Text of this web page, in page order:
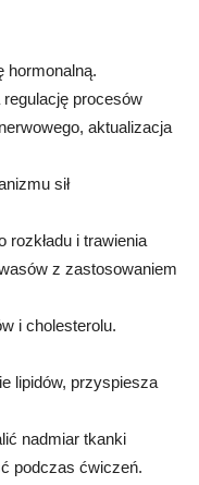
hormonalną.
procesów
aktualizacja
sił
rozkładu i trawienia
z zastosowaniem
i cholesterolu.
lipidów, przyspiesza
nadmiar tkanki
podczas ćwiczeń.